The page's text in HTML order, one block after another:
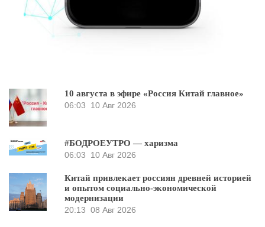
10 августа в эфире «Россия Китай главное»
06:03
10 Авг 2026
#БОДРОЕУТРО — харизма
06:03
10 Авг 2026
Китай привлекает россиян древней историей
и опытом социально-экономической
модернизации
20:13 08 Авг 2026